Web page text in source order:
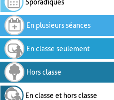
Sporadiques
En plusieurs séances
En classe seulement
Hors classe
En classe et hors classe